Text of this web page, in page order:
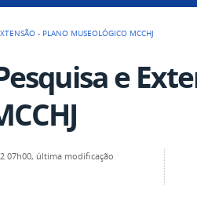
- PLANO MUSEOLÓGICO MCCHJ
e
07h00, última modificação